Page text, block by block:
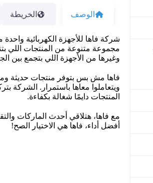
الوصف الخريطة
شركة فاها للأجهزة الكهربائية واحدة
مجموعة متنوعة من المنتجات اللي
وغيرها من الأجهزة اللي بتجمع بين
فاها مش بس بتوفر منتجات حديثة
ويتعاملوا معاها باستمرار.
المنتجات دايمًا شغالة بكفاءة.
مع فاها، هتلاقي أحدث الماركات
أفضل أداء، فاها هي الاختيار الصح!